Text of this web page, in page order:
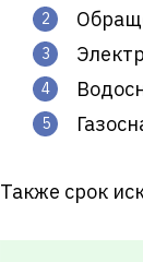
Также срок